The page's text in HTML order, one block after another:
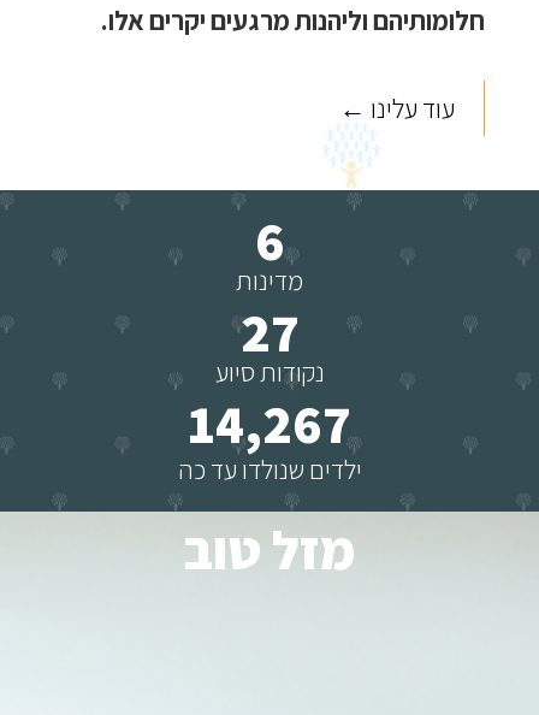
חלומותיהם וליהנות מרגעים יקרים אלו.
עוד עלינו ←
מדינות
6
נקודות סיוע
27
ילדים שנולדו עד כה
14,267
מזל טוב